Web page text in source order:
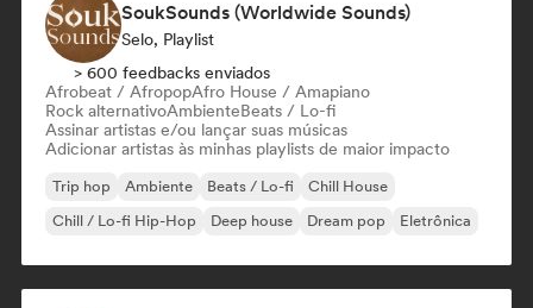
SoukSounds (Worldwide Sounds)
Selo, Playlist
> 600 feedbacks enviados
Afrobeat / AfropopAfro House / Amapiano
Rock alternativoAmbienteBeats / Lo-fi
Assinar artistas e/ou lançar suas músicas
Adicionar artistas às minhas playlists de maior impacto
Trip hop Ambiente Beats / Lo-fi
Chill House
Chill / Lo-fi Hip-Hop
Deep house Dream pop Eletrônica